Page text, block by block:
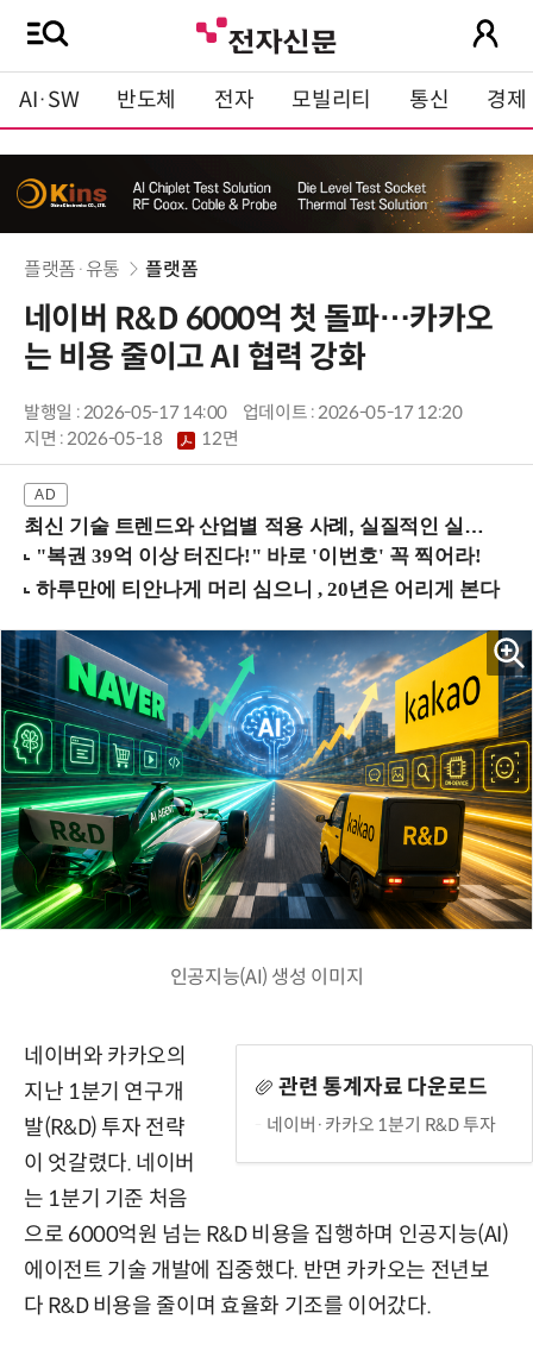
AI·SW 반도체 전자 모빌리티 통신 경제
플랫폼·유통 플랫폼
네이버 R&D 6000억 첫 돌파…카카오
는 비용 줄이고 AI 협력 강화
발행일 : 2026-05-17 14:00
업데이트 : 2026-05-17 12:20
지면 :2026-05-18 12면
최신 기술 트렌드와 산업별 적용 사례, 실질적인 실행 전략을 공유 (9/18 양재역)
인공지능(AI) 생성 이미지
관련 통계자료 다운로드
네이버·카카오 1분기 R&D 투자
네이버와 카카오의
지난 1분기 연구개
발(R&D) 투자 전략
이 엇갈렸다. 네이버
는 1분기 기준 처음
으로 6000억원 넘는 R&D 비용을 집행하며 인공지능(AI)
에이전트 기술 개발에 집중했다. 반면 카카오는 전년보
다 R&D 비용을 줄이며 효율화 기조를 이어갔다.